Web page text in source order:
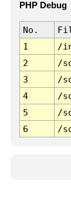
PHP Debug
No.
1
/
2
/
3
/
4
/
5
/
6
/